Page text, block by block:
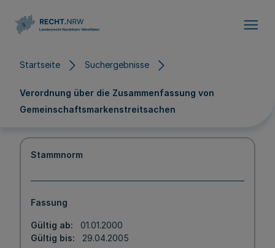
Startseite Suchergebnisse
Verordnung über die Zusammenfassung von
Gemeinschaftsmarkenstreitsachen
Stammnorm
Fassung
Gültig ab
01.01.2000
Gültig bis
29.04.2005